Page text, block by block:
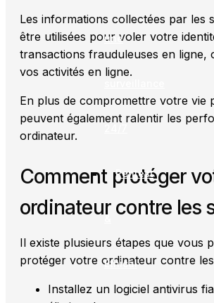
une
Pentest
&
Ethical
Les informations collectées par les
être utilisées pour voler votre
transactions frauduleuses en ligne,
vos activités en ligne.
En plus de compromettre votre vie
peuvent également ralentir les
ordinateur.
Comment protéger
ordinateur contre les
Il existe plusieurs étapes que vous
protéger votre ordinateur contre
Installez un logiciel antivirus